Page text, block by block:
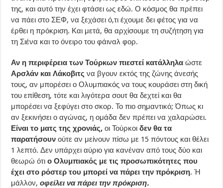
της, και αυτό την έχει φτάσει ως εδώ. Ο κόσμος θα πρέπει
να πάει στο ΣΕΦ, να ξεχάσει ό,τι έχουμε δει φέτος για να
έρθει η πρόκριση. Και μετά, θα αρχίσουμε τη συζήτηση για
τη Σιένα και το όνειρο του φάιναλ φορ.
Αν η περιφέρεια των Τούρκων πιεστεί κατάλληλα ώστε
Αρσλάν και Λάκοβιτςνα βγουν εκτός της ζώνης άνεσής
τους, αν μπορέσει ο Ολυμπιακός να τους κουράσει στη δική
του επίθεση, τότε και λιγότερα σουτ θα δεχτεί και θα
μπορέσει να ξεφύγει στο σκορ. Το πιο σημαντικό; Όπως κι
αν ξεκινήσει ο αγώνας, η ομάδα δεν πρέπει να χαλαρώσει.
Είναι το ματς της χρονιάς, οι Τούρκοιδεν θα τα
παρατήσουν ούτε αν μείνουν πίσω με 15 πόντους και θέλει
1 λεπτό. Δεν υπάρχει αύριο για κανέναν από τους δύο και
θεωρώ ότιο Ολυμπιακός με τις προσωπικότητες που
έχει στο ρόστερ του μπορεί να πάρει την πρόκριση. Ή
μάλλον, οφείλει να πάρει την πρόκριση.